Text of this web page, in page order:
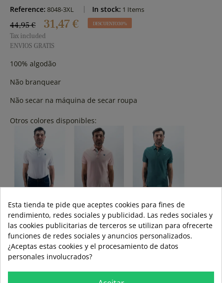
Reference: 8048-3XL In stock: 1 Items
44,95 € 31,47 € DESCUENTO 30%
Tax included
ENVIOS GRATIS
100% algodão
Não branquear
Não secar na máquina de secar roupa
Otros colores disponibles:
Cor:
ÁGUA
DO
MAR
Tamanho:
M L XL 3XL XXL
Esta tienda te pide que aceptes cookies para fines de
rendimiento, redes sociales y publicidad. Las redes sociales y
las cookies publicitarias de terceros se utilizan para ofrecerte
funciones de redes sociales y anuncios personalizados.
¿Aceptas estas cookies y el procesamiento de datos
personales involucrados?